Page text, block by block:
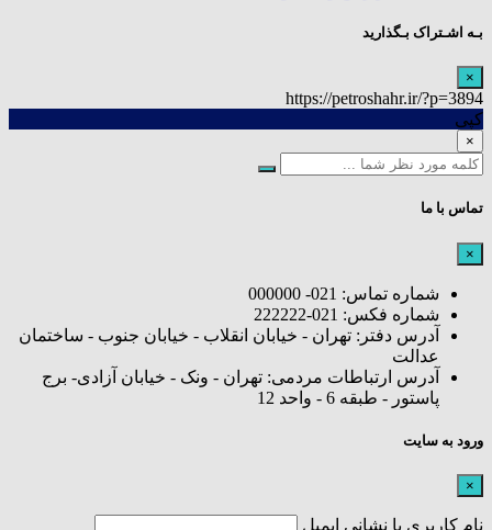
بـه اشـتراک بـگذارید
×
https://petroshahr.ir/?p=3894
کپی
×
تماس با ما
×
شماره تماس: 021- 000000
شماره فکس: 021-222222
آدرس دفتر: تهران - خیابان انقلاب - خیابان جنوب - ساختمان
عدالت
آدرس ارتباطات مردمی: تهران - ونک - خیابان آزادی- برج
پاستور - طبقه 6 - واحد 12
ورود به سایت
×
نام کاربری یا نشانی ایمیل